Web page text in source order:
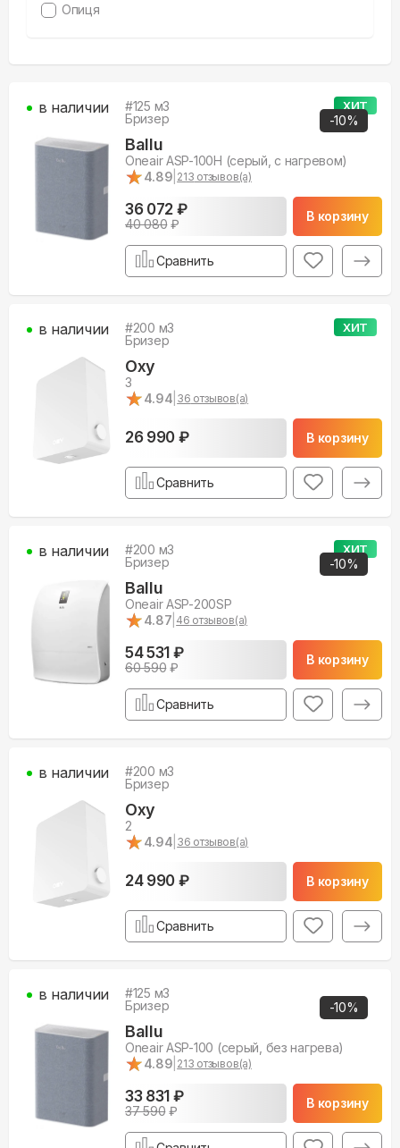
Опиця
ХИТ
-10%
#125 м3
Бризер
Ballu
Oneair ASP-100H (серый, с нагревом)
★
★4.89 213 отзывов(а)
36 072 ₽
40 080₽
В корзину
в наличии
Сравнить
ХИТ
#200 м3
Бризер
Oxy
3
★
★4.94 36 отзывов(а)
26 990 ₽ В корзину
в наличии
Сравнить
ХИТ
-10%
#200 м3
Бризер
Ballu
Oneair ASP-200SP
★
★4.87 46 отзывов(а)
54 531 ₽
60 590₽
В корзину
в наличии
Сравнить
#200 м3
Бризер
Oxy
2
★
★4.94 36 отзывов(а)
24 990 ₽ В корзину
в наличии
Сравнить
-10%
#125 м3
Бризер
Ballu
Oneair ASP-100 (серый, без нагрева)
★
★4.89 213 отзывов(а)
33 831 ₽
37 590₽
В корзину
в наличии